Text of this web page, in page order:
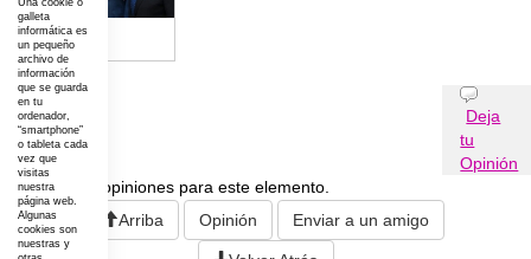
Opiniones
Deja
tu
Opinión
No existen opiniones para este elemento.
Arriba
Opinión Enviar a un amigo
Una cookie o
galleta
informática es
un pequeño
archivo de
información
que se guarda
en tu
ordenador,
“smartphone”
o tableta cada
vez que
visitas
nuestra
página web.
Algunas
cookies son
nuestras y